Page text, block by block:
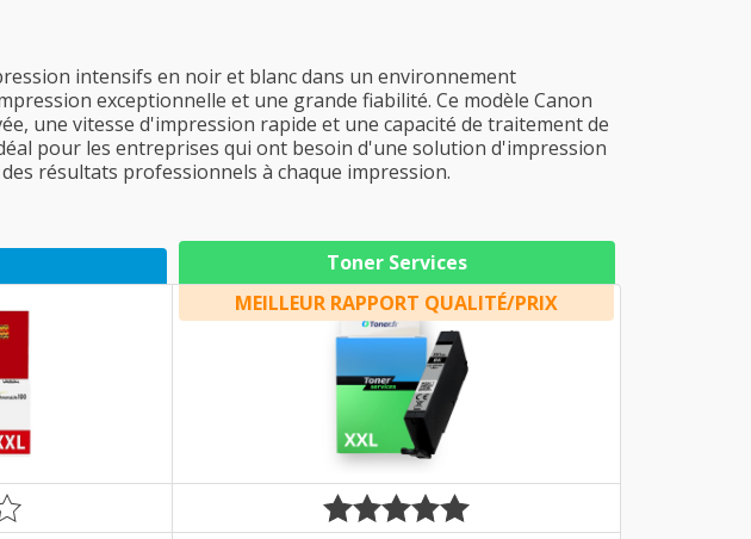
intensifs en noir et blanc dans un environnement
exceptionnelle et une grande fiabilité. Ce modèle Canon
une vitesse d'impression rapide et une capacité de traitement de
pour les entreprises qui ont besoin d'une solution d'impression
résultats professionnels à chaque impression.
Toner Services
MEILLEUR RAPPORT QUALITÉ/PRIX